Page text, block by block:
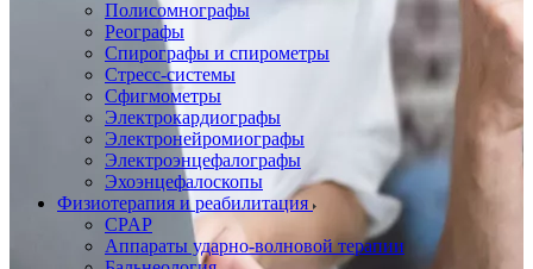
Полисомнографы
Реографы
Спирографы и спирометры
Стресс-системы
Сфигмометры
Электрокардиографы
Электронейромиографы
Электроэнцефалографы
Эхоэнцефалоскопы
Физиотерапия и реабилитация
CPAP
Аппараты ударно-волновой терапии